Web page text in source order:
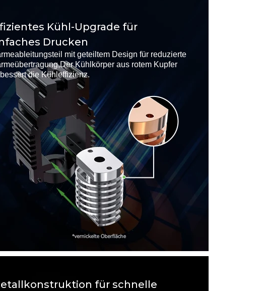
Kühl-Upgrade für
Drucken
mit geteiltem Design für reduzierte
Kühlkörper aus rotem Kupfer
die Kühleffizienz.
für schnelle